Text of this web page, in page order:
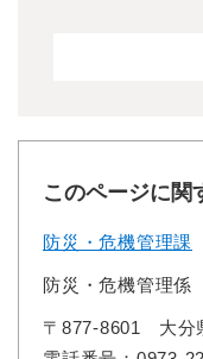
このページに関
防災・危機管理課
防災・危機管理係
〒877-8601
大分